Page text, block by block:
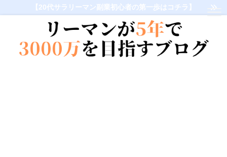
【20代サラリーマン副業初心者の第一歩はコチラ】